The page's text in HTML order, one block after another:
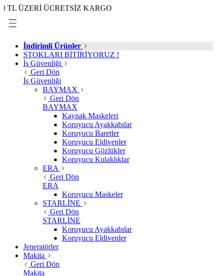
ÜCRETSİZ KARGO
İndirimli Ürünler
STOKLARI BİTİRİYORUZ !
İş Güvenliği
Geri Dön
İş Güvenliği
BAYMAX
Geri Dön
BAYMAX
Kaynak Maskeleri
Koruyucu Ayakkabılar
Koruyucu Baretler
Koruyucu Eldivenler
Koruyucu Gözlükler
Koruyucu Kulaklıklar
ERA
Geri Dön
ERA
Koruyucu Maskeler
STARLİNE
Geri Dön
STARLİNE
Koruyucu Ayakkabılar
Koruyucu Eldivenler
Jeneratörler
Makita
Geri Dön
Makita